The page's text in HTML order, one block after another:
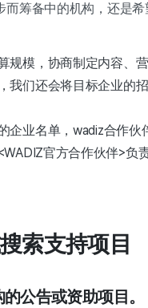
而筹备中的机构，还是
规模，协商制定内容、
我们还会将目标企业的
企业名单，wadiz合作
官方合作伙伴>负
索支持项目
公告或资助项目。